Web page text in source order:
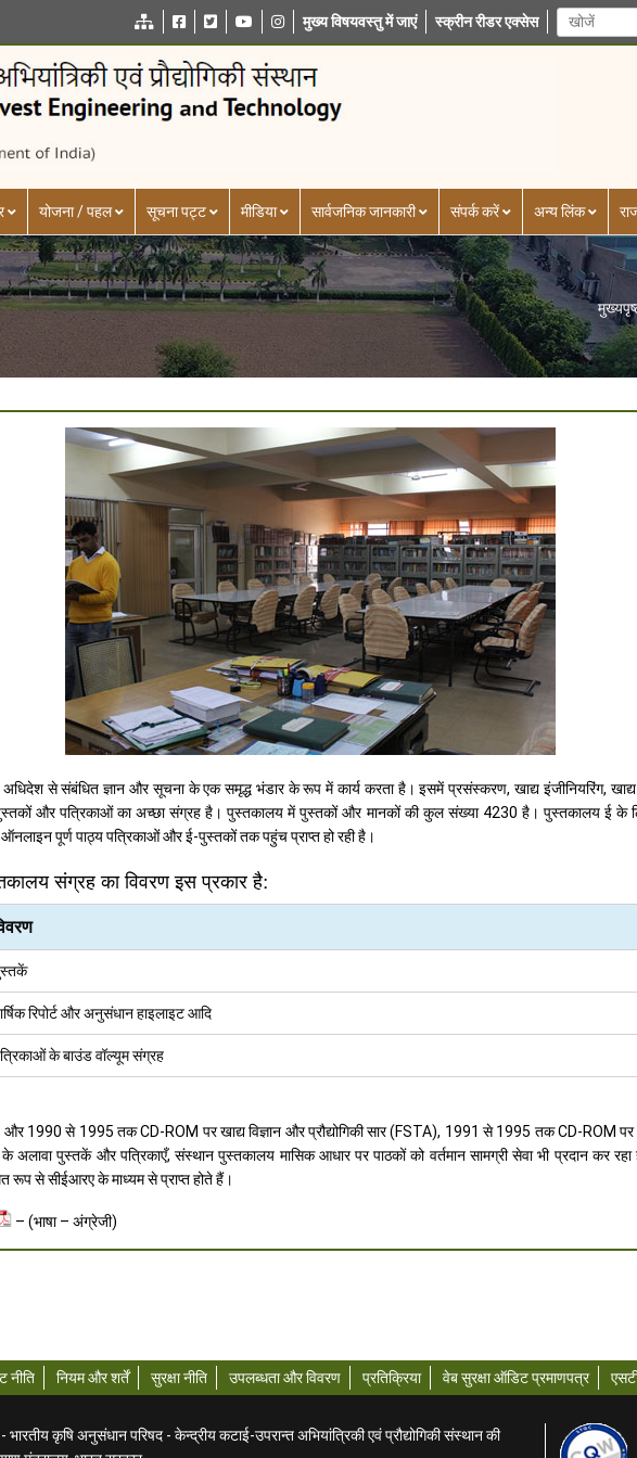
मुख्य विषयवस्तु में जाएं स्क्रीन रीडर एक्सेस
योजना / पहल सूचना पट्ट मीडिया सार्वजनिक जानकारी संपर्क करें अन्य लिंक
से संबंधित ज्ञान और सूचना के एक समृद्ध भंडार के रूप में कार्य करता है। इसमें प्रसंस्करण, खाद्य इंजीनियरिंग, खाद्य
पुस्तकों और पत्रिकाओं का अच्छा संग्रह है। पुस्तकालय में पुस्तकों और मानकों की कुल संख्या 4230 है। पुस्तकालय ई के
पूर्ण पाठ्य पत्रिकाओं और ई-पुस्तकों तक पहुंच प्राप्त हो रही है।
संग्रह का विवरण इस प्रकार है:
रिपोर्ट और अनुसंधान हाइलाइट आदि
के बाउंड वॉल्यूम संग्रह
1990 से 1995 तक CD-ROM पर खाद्य विज्ञान और प्रौद्योगिकी सार (FSTA), 1991 से 1995 तक CD-ROM
अलावा पुस्तकें और पत्रिकाएँ, संस्थान पुस्तकालय मासिक आधार पर पाठकों को वर्तमान सामग्री सेवा भी प्रदान कर
रूप से सीईआरए के माध्यम से प्राप्त होते हैं।
– (भाषा – अंग्रेजी)
नीति नियम और शर्तें सुरक्षा नीति उपलब्धता और विवरण प्रतिक्रिया वेब सुरक्षा ऑडिट प्रमाणपत्र
भारतीय कृषि अनुसंधान परिषद - केन्द्रीय कटाई-उपरान्त अभियांत्रिकी एवं प्रौद्योगिकी संस्थान की